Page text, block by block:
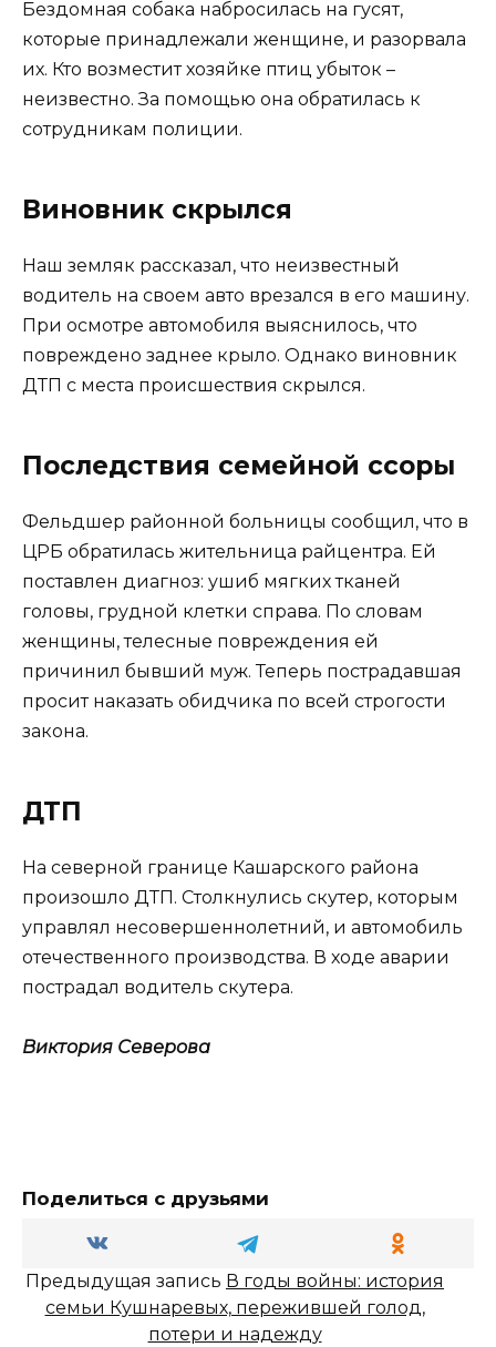
Бездомная собака набросилась на гусят,
которые принадлежали женщине, и разорвала
их. Кто возместит хозяйке птиц убыток –
неизвестно. За помощью она обратилась к
сотрудникам полиции.
Виновник скрылся
Наш земляк рассказал, что неизвестный
водитель на своем авто врезался в его машину.
При осмотре автомобиля выяснилось, что
повреждено заднее крыло. Однако виновник
ДТП с места происшествия скрылся.
Последствия семейной ссоры
Фельдшер районной больницы сообщил, что в
ЦРБ обратилась жительница райцентра. Ей
поставлен диагноз: ушиб мягких тканей
головы, грудной клетки справа. По словам
женщины, телесные повреждения ей
причинил бывший муж. Теперь пострадавшая
просит наказать обидчика по всей строгости
закона.
ДТП
На северной границе Кашарского района
произошло ДТП. Столкнулись скутер, которым
управлял несовершеннолетний, и автомобиль
отечественного производства. В ходе аварии
пострадал водитель скутера.
Виктория Северова
Поделиться с друзьями
Предыдущая запись В годы войны: история
семьи Кушнаревых, пережившей голод,
потери и надежду